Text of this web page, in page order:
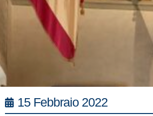
15 Febbraio 2022